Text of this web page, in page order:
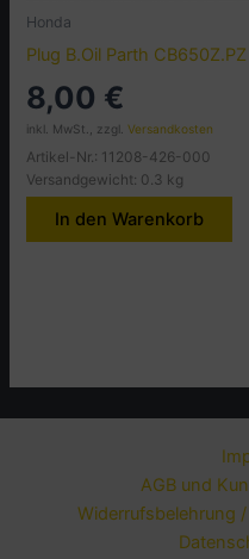
Honda
Plug B.Oil Parth CB650Z.PZ
8,00 €
inkl. MwSt., zzgl.Versandkosten
Artikel-Nr.: 11208-426-000
Versandgewicht: 0.3 kg
In den Warenkorb
AGB und
Widerrufsbelehrung